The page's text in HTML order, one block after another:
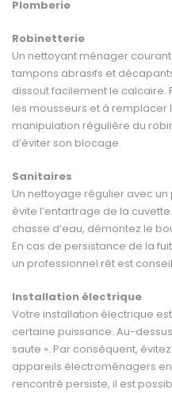
Plomberie
Robinetterie
Un nettoyant ménager
tampons abrasifs et
dissout facilement le
les mousseurs et à remplacer
manipulation régulière du
d’éviter son blocage.
Sanitaires
Un nettoyage régulier avec
évite l’entartrage de la
chasse d’eau, démontez le
En cas de persistance de la
un professionnel.rêt est
Installation électrique
Votre installation électrique
certaine puissance. Au-
saute ». Par conséquent,
appareils élec­troménagers
rencontré persiste, il est